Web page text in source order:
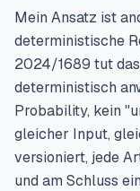
Mein Ansatz ist
deterministische
2024/1689 tut
deterministisch
Probability, kein
gleicher Input,
versioniert, jede
und am Schluss